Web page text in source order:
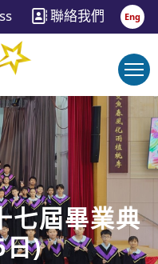
聯絡我們 Eng
七屆畢業典
日)